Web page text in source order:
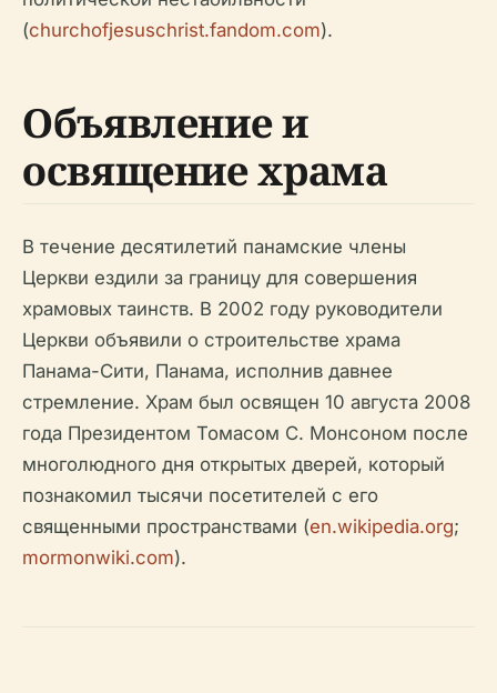
(churchofjesuschrist.fandom.com).
Объявление и
освящение храма
В течение десятилетий панамские члены
Церкви ездили за границу для совершения
храмовых таинств. В 2002 году руководители
Церкви объявили о строительстве храма
Панама-Сити, Панама, исполнив давнее
стремление. Храм был освящен 10 августа 2008
года Президентом Томасом С. Монсоном после
многолюдного дня открытых дверей, который
познакомил тысячи посетителей с его
священными пространствами (en.wikipedia.org;
mormonwiki.com).